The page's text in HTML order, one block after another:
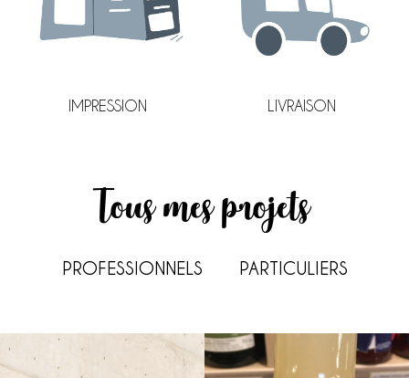
IMPRESSION LIVRAISON
Tous mes projets
PROFESSIONNELS PARTICULIERS